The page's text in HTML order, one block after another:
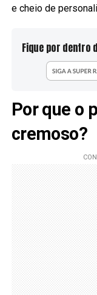
e cheio de
Fique por dentro
Por que o
cremoso?